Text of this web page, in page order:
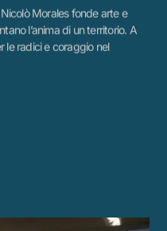
l’anima di un territorio. A
le radici e coraggio nel